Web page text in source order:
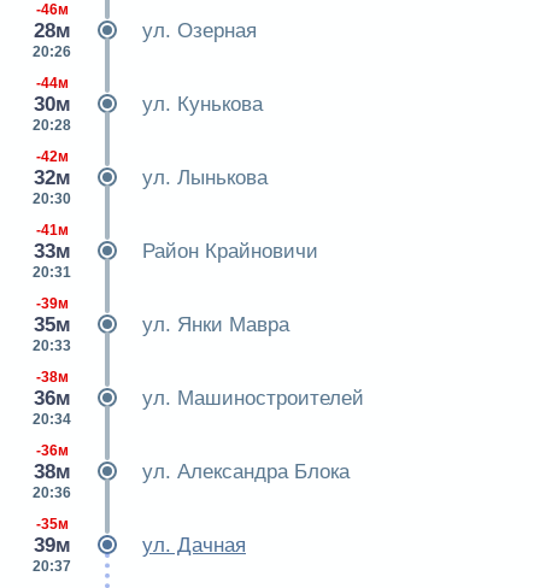
-46м
28м
20:26
ул. Озерная
-44м
30м
20:28
ул. Кунькова
-42м
32м
20:30
ул. Лынькова
-41м
33м
20:31
Район Крайновичи
-39м
35м
20:33
ул. Янки Мавра
-38м
36м
20:34
ул. Машиностроителей
-36м
38м
20:36
ул. Александра Блока
-35м
39м
20:37
ул. Дачная